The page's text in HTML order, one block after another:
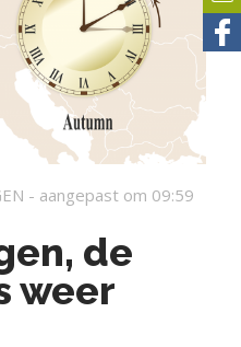
- aangepast om 09:59
de
weer